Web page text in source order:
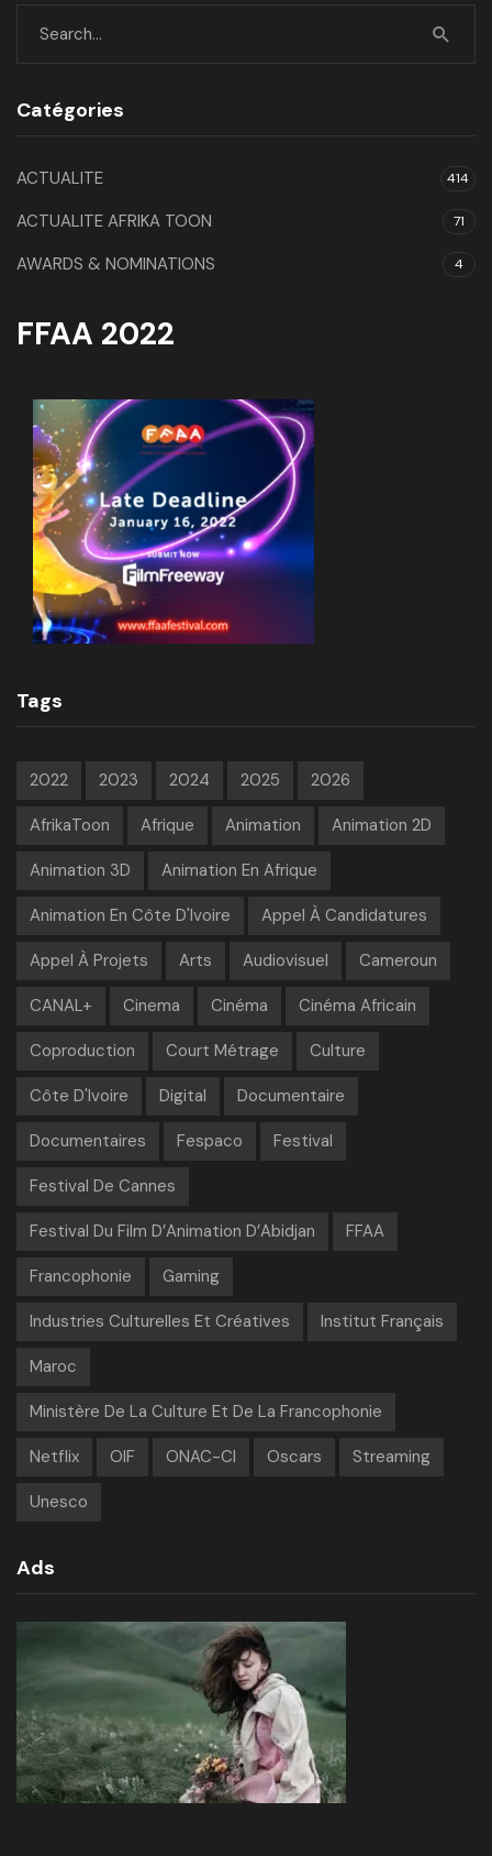
Catégories
ACTUALITE 414
ACTUALITE AFRIKA TOON 71
AWARDS & NOMINATIONS 4
FFAA 2022
Tags
2022 2023 2024 2025 2026
AfrikaToon Afrique Animation Animation 2D
Animation 3D Animation En Afrique
Animation En Côte D'Ivoire Appel À Candidatures
Appel À Projets Arts Audiovisuel Cameroun
CANAL+ Cinema Cinéma Cinéma Africain
Coproduction Court Métrage Culture
Côte D'Ivoire Digital Documentaire
Documentaires Fespaco Festival
Festival De Cannes
Festival Du Film D’Animation D’Abidjan FFAA
Francophonie Gaming
Industries Culturelles Et Créatives Institut Français
Maroc
Ministère De La Culture Et De La Francophonie
Netflix OIF ONAC-CI Oscars Streaming
Unesco
Ads